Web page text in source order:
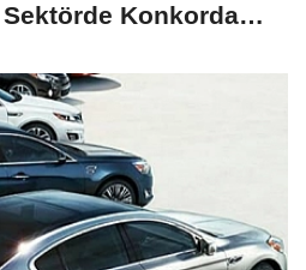
Sektörde Konkordato